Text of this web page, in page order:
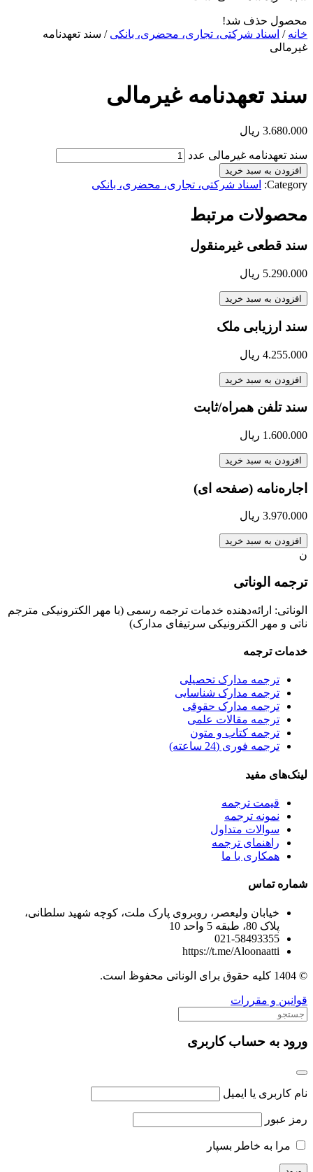
محصول حذف شد!
خانه / اسناد شرکتی، تجاری، محضری، بانکی / سند تعهدنامه
غیرمالی
سند تعهدنامه غیرمالی
3.680.000 ریال
سند تعهدنامه غیرمالی عدد
افزودن به سبد خرید
Category: اسناد شرکتی، تجاری، محضری، بانکی
محصولات مرتبط
سند قطعی غیرمنقول
5.290.000 ریال
افزودن به سبد خرید
سند ارزیابی ملک
4.255.000 ریال
افزودن به سبد خرید
سند تلفن همراه/ثابت
1.600.000 ریال
افزودن به سبد خرید
اجاره‌نامه (صفحه ای)
3.970.000 ریال
افزودن به سبد خرید
ن
ترجمه الوناتی
الوناتی: ارائه‌دهنده خدمات ترجمه رسمی (با مهر الکترونیکی مترجم
ناتی و مهر الکترونیکی سرتیفای مدارک)
خدمات ترجمه
ترجمه مدارک تحصیلی
ترجمه مدارک شناسایی
ترجمه مدارک حقوقی
ترجمه مقالات علمی
ترجمه کتاب و متون
ترجمه فوری (24 ساعته)
لینک‌های مفید
قیمت ترجمه
نمونه ترجمه
سوالات متداول
راهنمای ترجمه
همکاری با ما
شماره تماس
خیابان ولیعصر، روبروی پارک ملت، کوچه شهید سلطانی،
پلاک 80، طبقه 5 واحد 10
021-58493355
https://t.me/Aloonaatti
© 1404 کلیه حقوق برای الوناتی محفوظ است.
قوانین و مقررات
ورود به حساب کاربری
نام کاربری یا ایمیل
رمز عبور
مرا به خاطر بسپار